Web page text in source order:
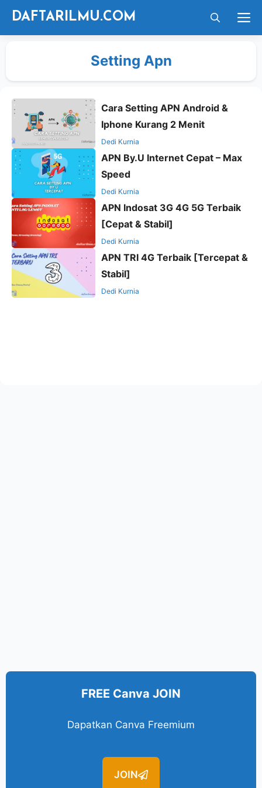
Langsung
DAFTARILMU.COM
Setting Apn
Cara Setting APN Android &
Iphone Kurang 2 Menit
Dedi Kurnia
APN By.U Internet Cepat – Max
Speed
Dedi Kurnia
APN Indosat 3G 4G 5G Terbaik
[Cepat & Stabil]
Dedi Kurnia
APN TRI 4G Terbaik [Tercepat &
Stabil]
Dedi Kurnia
FREE Canva JOIN
Dapatkan Canva Freemium
JOIN